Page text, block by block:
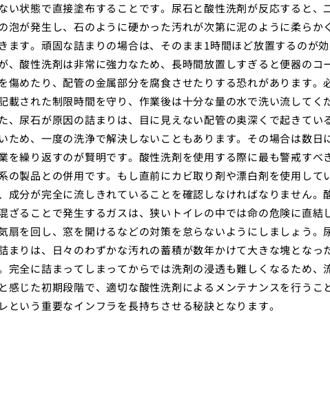
い状態で直接塗布することです。尿石と酸性洗剤が反応すると、
泡が発生し、石のように硬かった汚れが次第に泥のように柔らか
ます。頑固な詰まりの場合は、そのまま1時間ほど放置するのが
、酸性洗剤は非常に強力なため、長時間放置しすぎると便器のコ
傷めたり、配管の金属部分を腐食させたりする恐れがあります。
載された制限時間を守り、作業後は十分な量の水で洗い流してく
、尿石が原因の詰まりは、目に見えない配管の奥深くで起きてい
ため、一度の洗浄で解決しないこともあります。その場合は数日
を繰り返すのが賢明です。酸性洗剤を使用する際に最も警戒すべ
の製品との併用です。もし直前にカビ取り剤や漂白剤を使用して
成分が完全に流しきれていることを確認しなければなりません。
ざることで発生するガスは、狭いトイレの中では命の危険に直結
扇を回し、窓を開けるなどの対策を怠らないようにしましょう。
まりは、日々のわずかな汚れの蓄積が数年かけて大きな塊となっ
完全に詰まってしまってからでは洗剤の浸透も難しくなるため、
感じた初期段階で、適切な酸性洗剤によるメンテナンスを行うこ
という重要なインフラを長持ちさせる秘訣となります。